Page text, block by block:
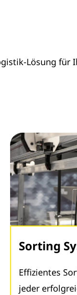
Lösung für
Sorting
Effizientes
jeder